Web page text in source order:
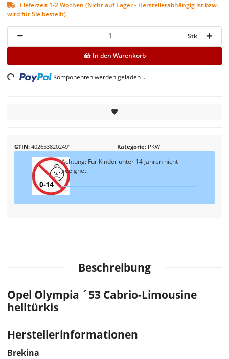
GTIN 4026538202491 Kategorie PKW
Achtung: Für Kinder unter 14 Jahren nicht
geeignet.
Stk
In den Warenkorb
Komponenten werden geladen ...
Lieferzeit 1-2 Wochen (Nicht auf Lager - Herstellerabhängig ist bzw.
wird für Sie bestellt)
Beschreibung
Opel Olympia ´53 Cabrio-Limousine
helltürkis
Herstellerinformationen
Brekina